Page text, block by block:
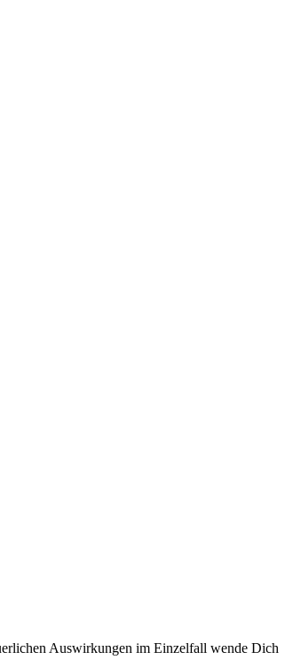
Auswirkungen im Einzelfall wende Dich